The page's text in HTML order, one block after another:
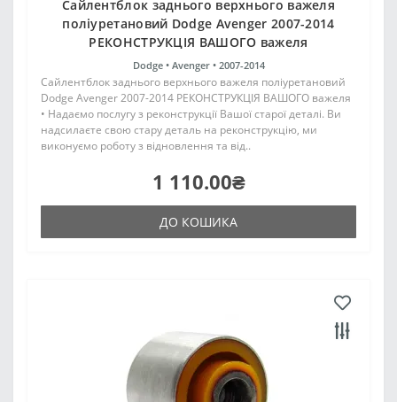
Сайлентблок заднього верхнього важеля
поліуретановий Dodge Avenger 2007-2014
РЕКОНСТРУКЦІЯ ВАШОГО важеля
Dodge • Avenger • 2007-2014
Сайлентблок заднього верхнього важеля поліуретановий
Dodge Avenger 2007-2014 РЕКОНСТРУКЦІЯ ВАШОГО важеля
• Надаємо послугу з реконструкції Вашої старої деталі. Ви
надсилаєте свою стару деталь на реконструкцію, ми
виконуємо роботу з відновлення та від..
1 110.00₴
ДО КОШИКА